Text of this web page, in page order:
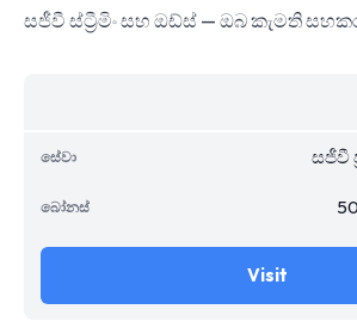
සජීවී ස්ට්‍රීමිං සහ ඔඩ්ස් — ඔබ කැමති
සජීවී
Visit